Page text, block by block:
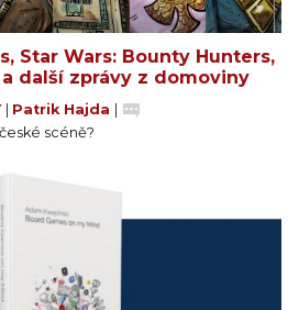
Star Wars: Bounty Hunters,
další zprávy z domoviny
Patrik Hajda
scéně?